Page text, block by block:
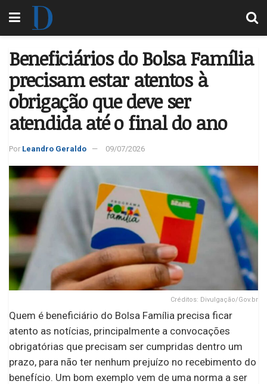
Beneficiários do Bolsa Família
precisam estar atentos à
obrigação que deve ser
atendida até o final do ano
Por Leandro Geraldo 09/07/2026
Créditos: Divulgação/Gov.br
Quem é beneficiário do Bolsa Família precisa ficar
atento as notícias, principalmente a convocações
obrigatórias que precisam ser cumpridas dentro um
prazo, para não ter nenhum prejuízo no recebimento do
benefício. Um bom exemplo vem de uma norma a ser